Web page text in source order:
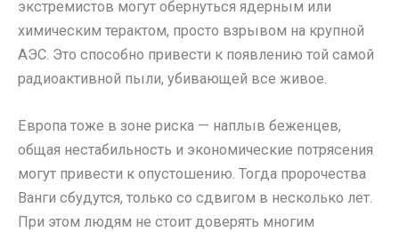
экстремистов могут обернуться ядерным или
химическим терактом, просто взрывом на крупной
АЭС. Это способно привести к появлению той самой
радиоактивной пыли, убивающей все живое.
Европа тоже в зоне риска — наплыв беженцев,
общая нестабильность и экономические потрясения
могут привести к опустошению. Тогда пророчества
Ванги сбудутся, только со сдвигом в несколько лет.
При этом людям не стоит доверять многим